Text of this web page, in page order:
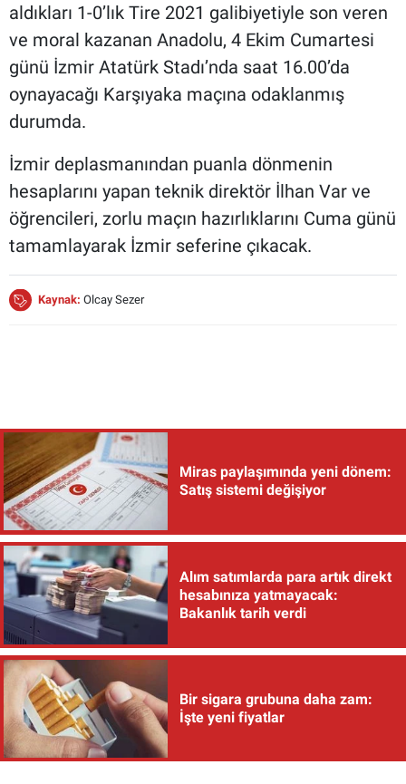
aldıkları 1-0’lık Tire 2021 galibiyetiyle son veren
ve moral kazanan Anadolu, 4 Ekim Cumartesi
günü İzmir Atatürk Stadı’nda saat 16.00’da
oynayacağı Karşıyaka maçına odaklanmış
durumda.
İzmir deplasmanından puanla dönmenin
hesaplarını yapan teknik direktör İlhan Var ve
öğrencileri, zorlu maçın hazırlıklarını Cuma günü
tamamlayarak İzmir seferine çıkacak.
Kaynak: Olcay Sezer
Miras paylaşımında yeni dönem:
Satış sistemi değişiyor
Alım satımlarda para artık direkt
hesabınıza yatmayacak:
Bakanlık tarih verdi
Bir sigara grubuna daha zam:
İşte yeni fiyatlar